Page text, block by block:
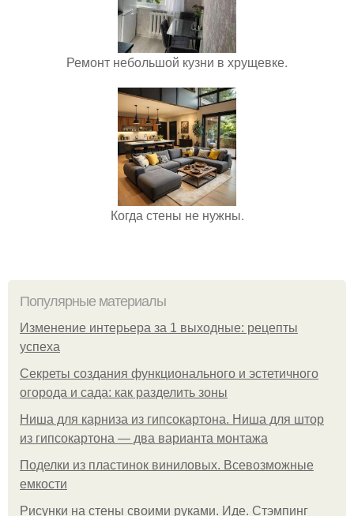
Ремонт небольшой кузни в хрущевке.
Когда стены не нужны.
Популярные материалы
Изменение интерьера за 1 выходные: рецепты
успеха
Секреты создания функционального и эстетичного
огорода и сада: как разделить зоны
Ниша для карниза из гипсокартона. Ниша для штор
из гипсокартона — два варианта монтажа
Поделки из пластинок виниловых. Всевозможные
емкости
Рисунки на стены своими руками. Иде. Стэмпинг